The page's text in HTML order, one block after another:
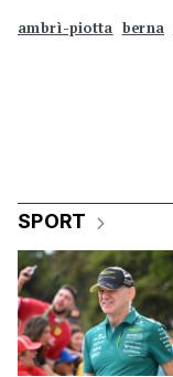
ambrì-piotta berna
SPORT